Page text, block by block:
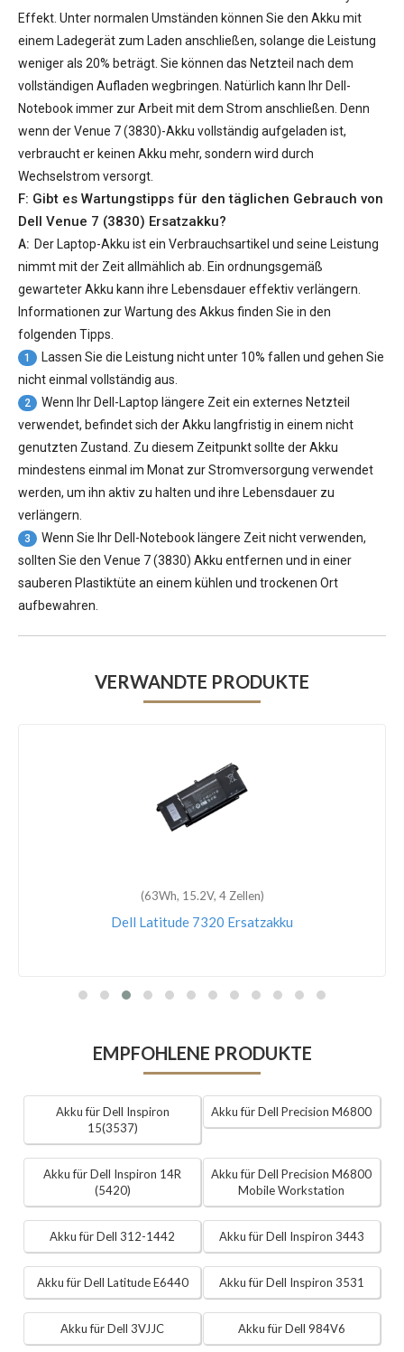
Effekt. Unter normalen Umständen können Sie den Akku mit
einem Ladegerät zum Laden anschließen, solange die Leistung
weniger als 20% beträgt. Sie können das Netzteil nach dem
vollständigen Aufladen wegbringen. Natürlich kann Ihr Dell-
Notebook immer zur Arbeit mit dem Strom anschließen. Denn
wenn derVenue 7 (3830)-Akku vollständig aufgeladen ist,
verbraucht er keinen Akku mehr, sondern wird durch
Wechselstrom versorgt.
F: Gibt es Wartungstipps für den täglichen Gebrauch von
Dell Venue 7 (3830) Ersatzakku?
A: Der Laptop-Akku ist ein Verbrauchsartikel und seine Leistung
nimmt mit der Zeit allmählich ab. Ein ordnungsgemäß
gewarteter Akku kann ihre Lebensdauer effektiv verlängern.
Informationen zur Wartung des Akkus finden Sie in den
folgenden Tipps.
1
Lassen Sie die Leistung nicht unter 10% fallen und gehen Sie
nicht einmal vollständig aus.
2
Wenn Ihr Dell-Laptop längere Zeit ein externes Netzteil
verwendet, befindet sich der Akku langfristig in einem nicht
genutzten Zustand. Zu diesem Zeitpunkt sollte der Akku
mindestens einmal im Monat zur Stromversorgung verwendet
werden, um ihn aktiv zu halten und ihre Lebensdauer zu
verlängern.
3
Wenn Sie Ihr Dell-Notebook längere Zeit nicht verwenden,
sollten Sie den Venue 7 (3830) Akku entfernen und in einer
sauberen Plastiktüte an einem kühlen und trockenen Ort
aufbewahren.
VERWANDTE PRODUKTE
(63Wh, 15.2V, 4 Zellen)
Dell Latitude 7320 Ersatzakku
EMPFOHLENE PRODUKTE
Akku für Dell Inspiron
15(3537)
Akku für Dell Precision M6800
Akku für Dell Inspiron 14R
(5420)
Akku für Dell Precision M6800
Mobile Workstation
Akku für Dell 312-1442 Akku für Dell Inspiron 3443
Akku für Dell Latitude E6440 Akku für Dell Inspiron 3531
Akku für Dell 3VJJC Akku für Dell 984V6